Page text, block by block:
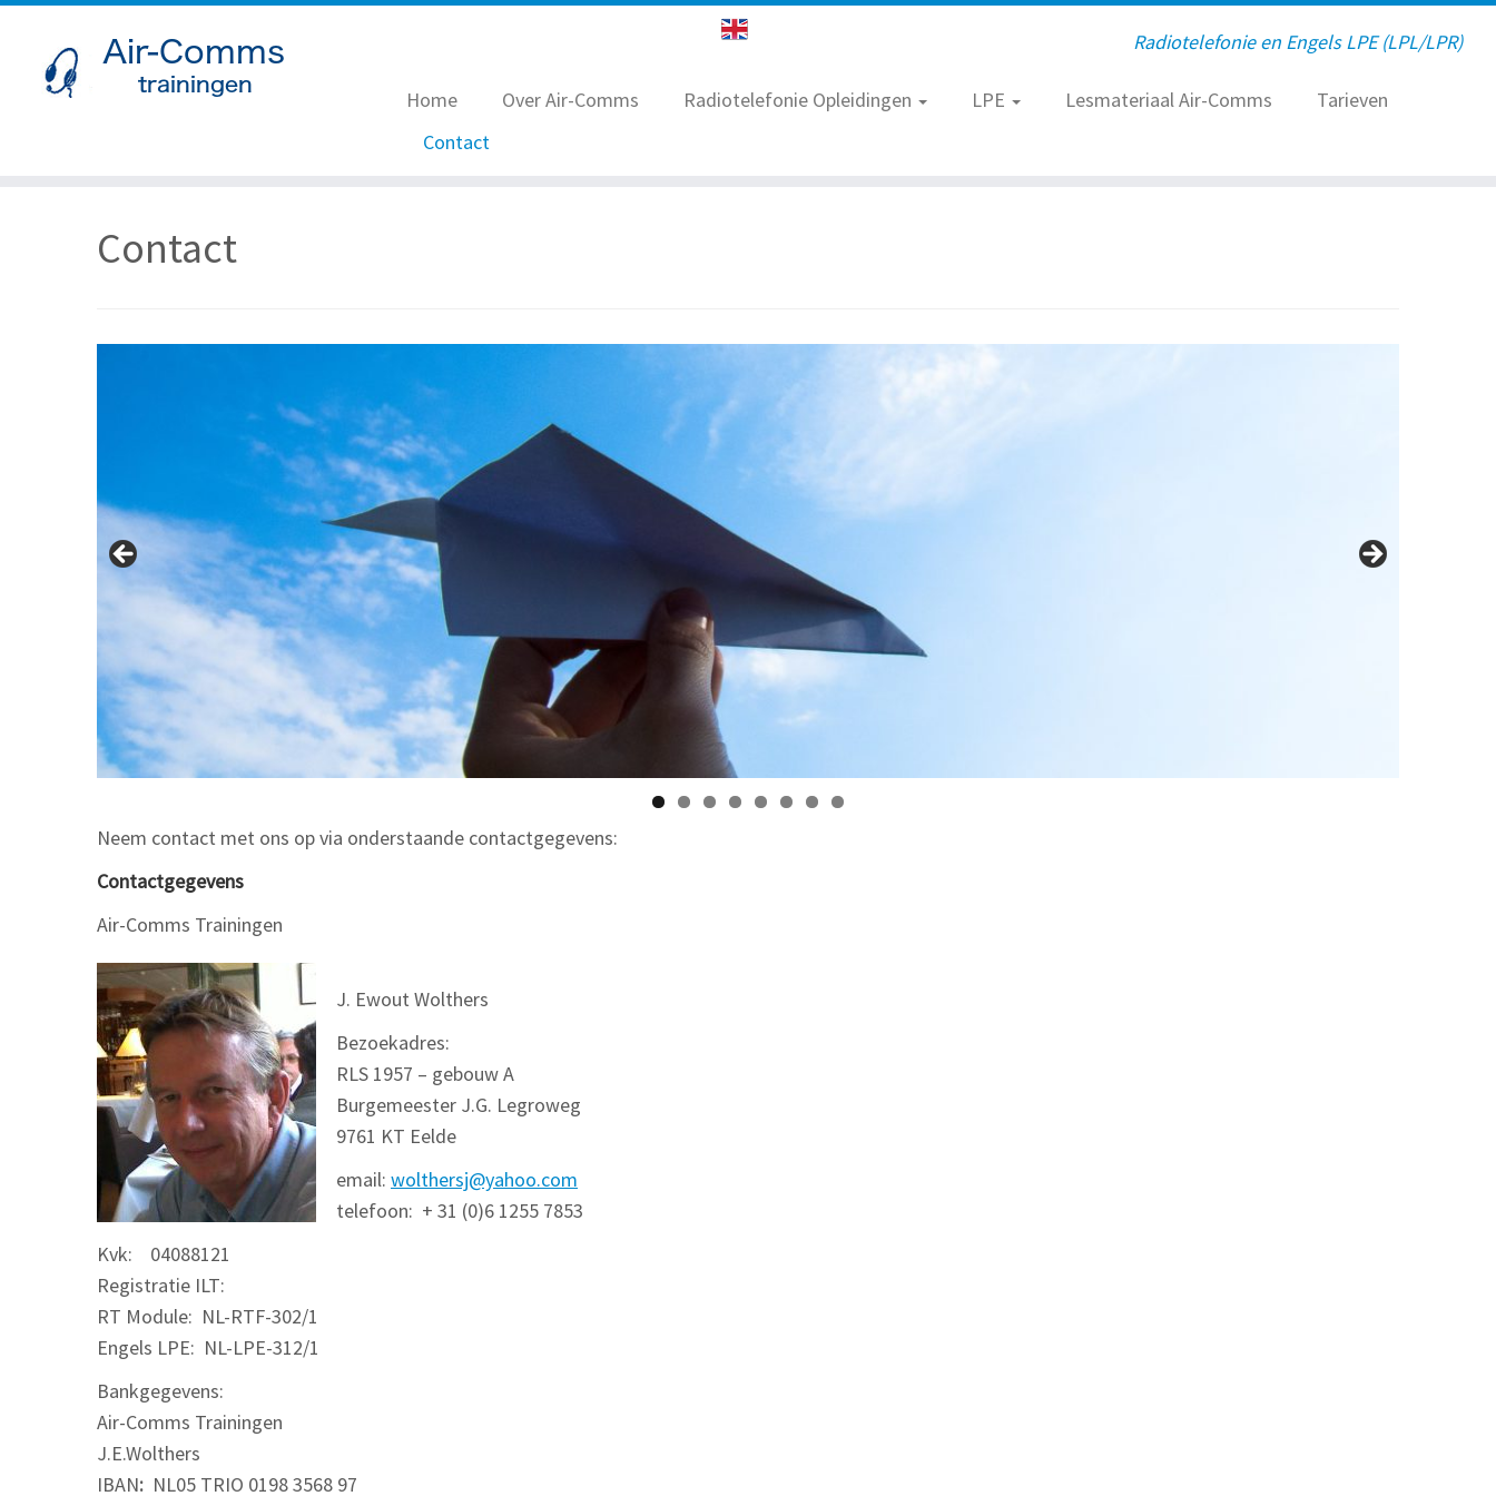
Radiotelefonie en Engels LPE (LPL/LPR)
Home Over Air-Comms Radiotelefonie Opleidingen LPE Lesmateriaal Air-Comms
Tarieven
Contact
Contact
Neem contact met ons op via onderstaande contactgegevens:
Contactgegevens
Air-Comms Trainingen
J. Ewout Wolthers
Bezoekadres:
RLS 1957 – gebouw A
Burgemeester J.G. Legroweg
9761 KT Eelde
email: wolthersj@yahoo.com
telefoon: + 31 (0)6 1255 7853
Kvk: 04088121
Registratie ILT:
RT Module: NL-RTF-302/1
Engels LPE: NL-LPE-312/1
Bankgegevens:
Air-Comms Trainingen
J.E.Wolthers
IBAN: NL05 TRIO 0198 3568 97